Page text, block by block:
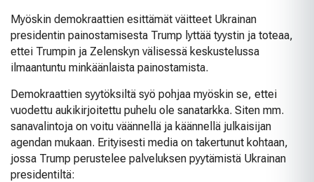
Myöskin demokraattien esittämät väitteet Ukrainan
presidentin painostamisesta Trump lyttää tyystin ja toteaa,
ettei Trumpin ja Zelenskyn välisessä keskustelussa
ilmaantuntu minkäänlaista painostamista.
Demokraattien syytöksiltä syö pohjaa myöskin se, ettei
vuodettu aukikirjoitettu puhelu ole sanatarkka. Siten mm.
sanavalintoja on voitu väännellä ja käännellä julkaisijan
agendan mukaan. Erityisesti media on takertunut kohtaan,
jossa Trump perustelee palveluksen pyytämistä Ukrainan
presidentiltä: